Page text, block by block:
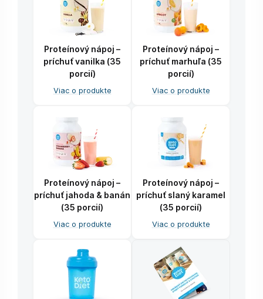
Proteínový nápoj –
príchuť vanilka (35
porcií)
Viac o produkte
Proteínový nápoj –
príchuť marhuľa (35
porcií)
Viac o produkte
Proteínový nápoj –
príchuť jahoda & banán
(35 porcií)
Viac o produkte
Proteínový nápoj –
príchuť slaný karamel
(35 porcií)
Viac o produkte